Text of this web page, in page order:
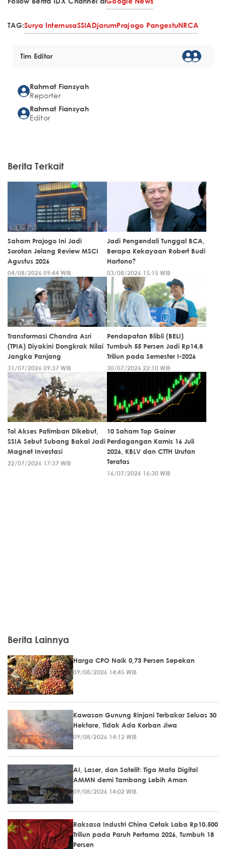
TAG:Surya InternusaSSIADjarumPrajogo PangestuNRCA
Tim Editor
Rahmat Fiansyah
Reporter
Rahmat Fiansyah
Editor
Berita Terkait
Saham Prajogo Ini Jadi
Sorotan Jelang Review MSCI
Agustus 2026
04/08/2026 09:44 WIB
Jadi Pengendali Tunggal BCA,
Berapa Kekayaan Robert Budi
Hartono?
03/08/2026 15:15 WIB
Transformasi Chandra Asri
(TPIA) Diyakini Dongkrak Nilai
Jangka Panjang
31/07/2026 09:37 WIB
Pendapatan Blibli (BELI)
Tumbuh 55 Persen Jadi Rp14,8
Triliun pada Semester I-2026
30/07/2026 22:10 WIB
Tol Akses Patimban Dikebut,
SSIA Sebut Subang Bakal Jadi
Magnet Investasi
22/07/2026 17:37 WIB
10 Saham Top Gainer
Perdagangan Kamis 16 Juli
2026, KBLV dan CTTH Urutan
Teratas
16/07/2026 16:30 WIB
Berita Lainnya
Harga CPO Naik 0,73 Persen Sepekan
09/08/2026 14:45 WIB
Kawasan Gunung Rinjani Terbakar Seluas 30
Hektare, Tidak Ada Korban Jiwa
09/08/2026 14:12 WIB
AI, Laser, dan Satelit: Tiga Mata Digital
AMMN demi Tambang Lebih Aman
09/08/2026 14:02 WIB
Raksasa Industri China Cetak Laba Rp10.500
Triliun pada Paruh Pertama 2026, Tumbuh 18
Persen